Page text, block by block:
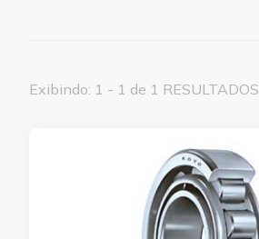
Exibindo: 1 - 1 de 1 RESULTADOS